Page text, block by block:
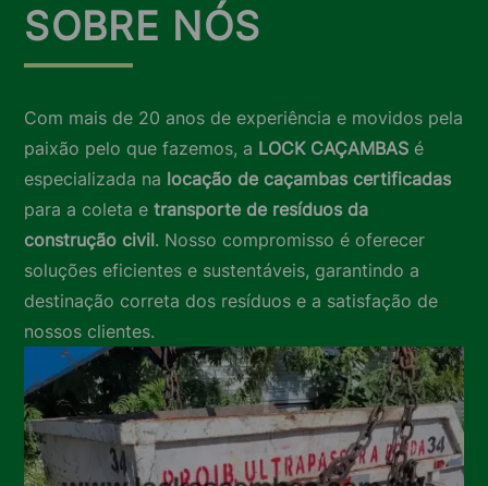
SOBRE NÓS
Com mais de 20 anos de experiência e movidos pela
paixão pelo que fazemos, a LOCK CAÇAMBAS é
especializada na locação de caçambas certificadas
para a coleta etransporte de resíduos da
construção civil. Nosso compromisso é oferecer
soluções eficientes e sustentáveis, garantindo a
destinação correta dos resíduos e a satisfação de
nossos clientes.